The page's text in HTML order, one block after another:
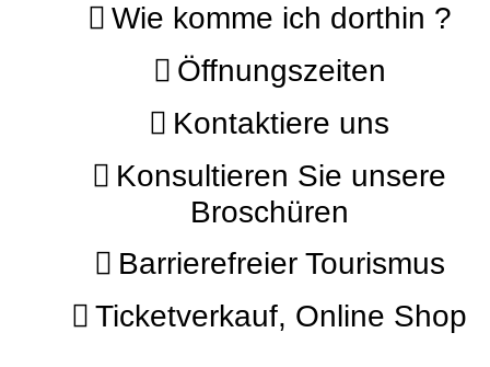
Wie komme ich dorthin ?
Öffnungszeiten
Kontaktiere uns
Konsultieren Sie unsere
Broschüren
Barrierefreier Tourismus
Ticketverkauf, Online Shop